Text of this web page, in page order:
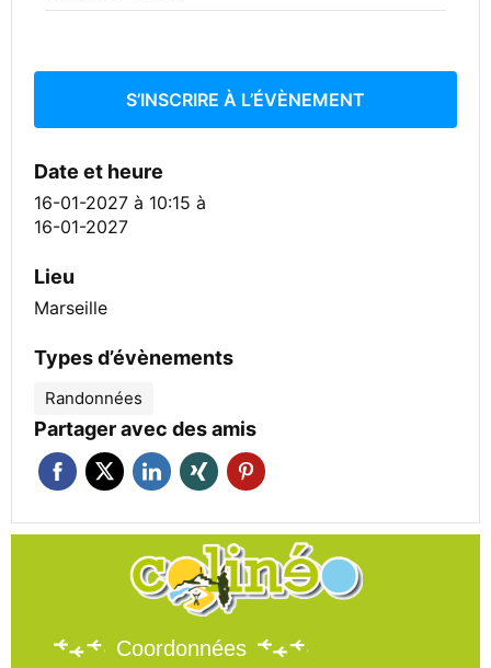
S’INSCRIRE À L’ÉVÈNEMENT
Date et heure
16-01-2027 à 10:15 à
16-01-2027
Lieu
Marseille
Types d’évènements
Randonnées
Partager avec des amis
Coordonnées